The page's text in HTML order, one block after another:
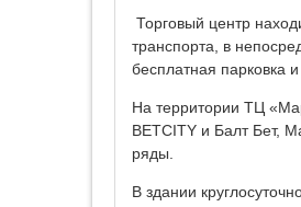
Торговый центр
транспорта, в
бесплатная парковка
На территории ТЦ
BETCITY и Балт Бет,
ряды.
В здании